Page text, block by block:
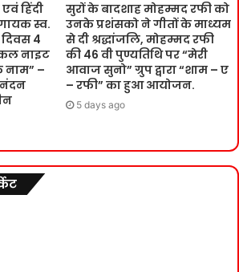
हिंदी
स्व.
4
नाइट
नाम” –
सुरों के बादशाह मोहम्मद रफी को
उनके प्रशंसको ने गीतों के माध्यम
से दी श्रद्धांजलि, मोहम्मद रफी
की 46 वी पुण्यतिथि पर “मेरी
आवाज सुनो” ग्रुप द्वारा “शाम – ए
– रफी” का हुआ आयोजन.
5 days ago